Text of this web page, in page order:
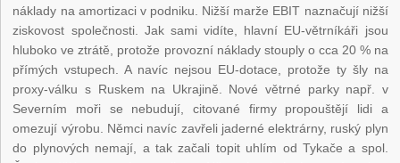
náklady na amortizaci v podniku. Nižší marže EBIT naznačují nižší
ziskovost společnosti. Jak sami vidíte, hlavní EU-větrníkáři jsou
hluboko ve ztrátě, protože provozní náklady stouply o cca 20 % na
přímých vstupech. A navíc nejsou EU-dotace, protože ty šly na
proxy-válku s Ruskem na Ukrajině. Nové větrné parky např. v
Severním moři se nebudují, citované firmy propouštějí lidi a
omezují výrobu. Němci navíc zavřeli jaderné elektrárny, ruský plyn
do plynových nemají, a tak začali topit uhlím od Tykače a spol.